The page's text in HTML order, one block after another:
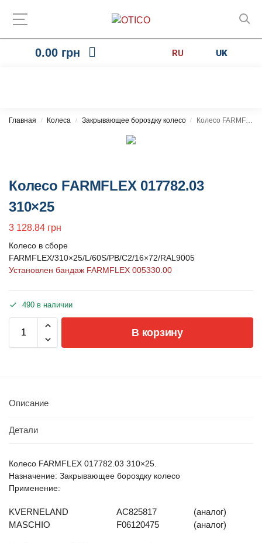
0.00 грн RU UK
Главная / Колеса / Закрывающее бороздку колесо / Колесо FARMFLEX 017782.03 310×25
Колесо FARMFLEX 017782.03
310×25
3 128.84 грн
Колесо в сборе
FARMFLEX/310×25/L/60S/PB/C2/16×72/RAL9005
Установлен бандаж FARMFLEX 005330.00
490 в наличии
В корзину
Описание
Детали
Колесо FARMFLEX 017782.03 310×25.
Назначение: Закрывающее бороздку колесо
Применение:
KVERNELAND AC825817
(аналог)
MASCHIO
F06120475 (аналог)